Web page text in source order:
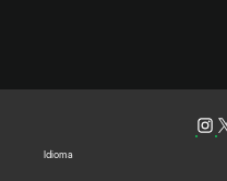
Idioma